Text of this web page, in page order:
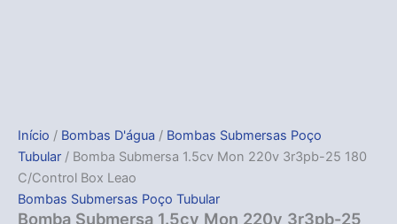
Início / Bombas D'água / Bombas Submersas Poço
Tubular / Bomba Submersa 1.5cv Mon 220v 3r3pb-25 180
C/Control Box Leao
Bombas Submersas Poço Tubular
Bomba Submersa 1.5cv Mon 220v 3r3pb-25